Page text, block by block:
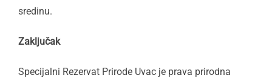
sredinu.
Zaključak
Specijalni Rezervat Prirode Uvac je prava prirodna